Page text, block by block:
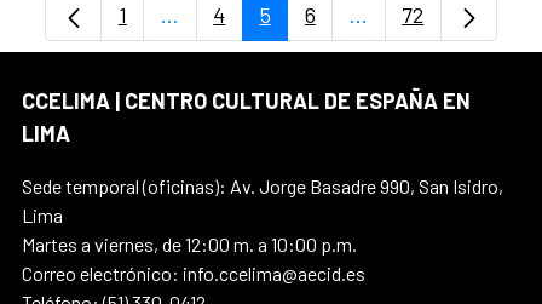
Página
1 ...Páginas intermedias Use TAB para
Página
4 Página
5 Página
6 ...PáginasPágina
72
CCELIMA | CENTRO CULTURAL DE ESPAÑA EN
LIMA
Sede temporal (oficinas): Av. Jorge Basadre 990, San Isidro,
Lima
Martes a viernes, de 12:00 m. a 10:00 p.m.
Correo electrónico: info.ccelima@aecid.es